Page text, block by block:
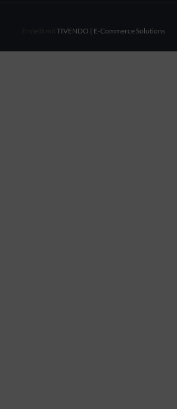
TIVENDO | E-Commerce Solutions